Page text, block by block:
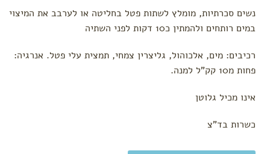
כוויות
וזיהומים)
ריכוז
ושינה
החיסונית
וטיפוח
נשים סכרתיות, מומלץ לשתות פטל בחליטה או לערבב את המיצוי
במים רותחים ולהמתין כ10 דקות לפני השתיה
רכיבים: מים, אלכוהול, גליצרין צמחי, תמצית עלי פטל. אנרגיה:
פחות מ10 קק"ל למנה.
אינו מכיל גלוטן
כשרות בד"צ